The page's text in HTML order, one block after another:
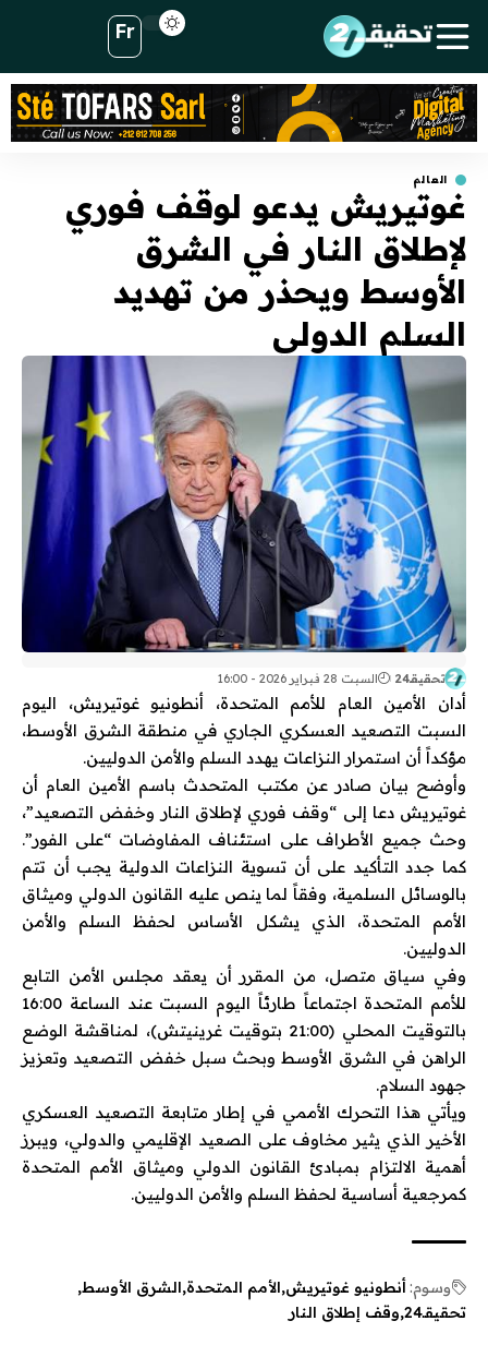
Fr
العالم
غوتيريش يدعو لوقف فوري
لإطلاق النار في الشرق
الأوسط ويحذر من تهديد
السلم الدولي
تحقيقـ24 السبت 28 فبراير 2026 - 16:00
أدان الأمين العام للأمم المتحدة، أنطونيو غوتيريش، اليوم
السبت التصعيد العسكري الجاري في منطقة الشرق الأوسط،
مؤكداً أن استمرار النزاعات يهدد السلم والأمن الدوليين.
وأوضح بيان صادر عن مكتب المتحدث باسم الأمين العام أن
غوتيريش دعا إلى “وقف فوري لإطلاق النار وخفض التصعيد”،
وحث جميع الأطراف على استئناف المفاوضات “على الفور”.
كما جدد التأكيد على أن تسوية النزاعات الدولية يجب أن تتم
بالوسائل السلمية، وفقاً لما ينص عليه القانون الدولي وميثاق
الأمم المتحدة، الذي يشكل الأساس لحفظ السلم والأمن
الدوليين.
وفي سياق متصل، من المقرر أن يعقد مجلس الأمن التابع
للأمم المتحدة اجتماعاً طارئاً اليوم السبت عند الساعة 16:00
بالتوقيت المحلي (21:00 بتوقيت غرينيتش)، لمناقشة الوضع
الراهن في الشرق الأوسط وبحث سبل خفض التصعيد وتعزيز
جهود السلام.
ويأتي هذا التحرك الأممي في إطار متابعة التصعيد العسكري
الأخير الذي يثير مخاوف على الصعيد الإقليمي والدولي، ويبرز
أهمية الالتزام بمبادئ القانون الدولي وميثاق الأمم المتحدة
كمرجعية أساسية لحفظ السلم والأمن الدوليين.
وسوم: أنطونيو غوتيريش الأمم المتحدة الشرق الأوسط
تحقيقـ24
وقف إطلاق النار